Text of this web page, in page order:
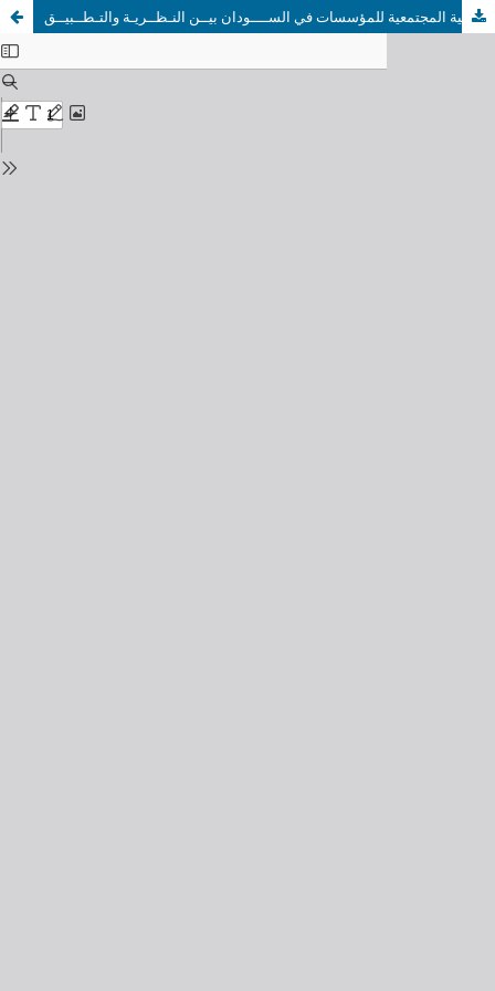
المسئولية المجتمعية للمؤسسات في الســــودان بيــن النـظــريـة والتـطــبيــق